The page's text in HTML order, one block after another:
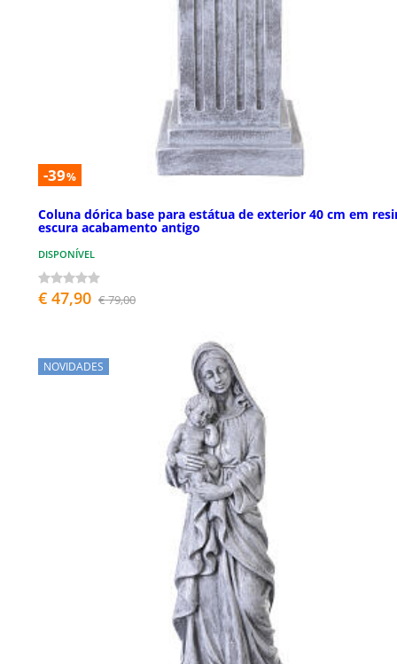
-39%
Coluna dórica base para estátua de exterior 40 cm em
escura acabamento antigo
DISPONÍVEL
€ 47,90 € 79,00
NOVIDADES